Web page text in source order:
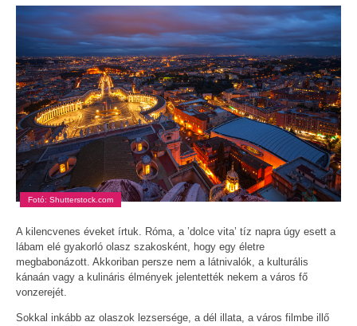
Fotó: Shutterstock.com
A kilencvenes éveket írtuk. Róma, a ’dolce vita’ tíz napra úgy esett a
lábam elé gyakorló olasz szakosként, hogy egy életre
megbabonázott. Akkoriban persze nem a látnivalók, a kulturális
kánaán vagy a kulináris élmények jelentették nekem a város fő
vonzerejét.
Sokkal inkább az olaszok lezsersége, a dél illata, a város filmbe illő